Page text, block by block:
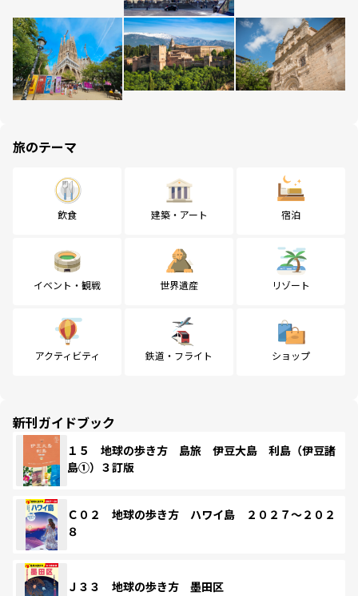
旅のテーマ
飲食 建築・アート 宿泊
イベント・観戦 世界遺産 リゾート
アクティビティ 鉄道・フライト ショップ
新刊ガイドブック
１５ 地球の歩き方 島旅 伊豆大島 利島（伊豆諸
島①）３訂版
Ｃ０２ 地球の歩き方 ハワイ島 ２０２７～２０２
８
Ｊ３３ 地球の歩き方 墨田区